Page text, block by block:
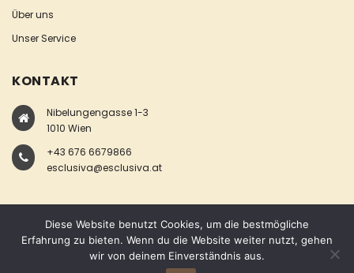
Über uns
Unser Service
KONTAKT
Nibelungengasse 1-3
1010 Wien
+43 676 6679866
esclusiva@esclusiva.at
COPYRIGHT © ESCLUSIVA
Diese Website benutzt Cookies, um die bestmögliche
Erfahrung zu bieten. Wenn du die Website weiter nutzt, gehen
wir von deinem Einverständnis aus.